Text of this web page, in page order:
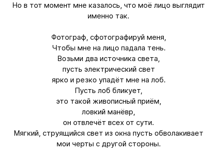
Но в тот момент мне казалось, что моё лицо выглядит
именно так.
Фотограф, сфотографируй меня,
Чтобы мне на лицо падала тень.
Возьми два источника света,
пусть электрический свет
ярко и резко упадёт мне на лоб.
Пусть лоб бликует,
это такой живописный приём,
ловкий манёвр,
он отвлечёт всех от сути.
Мягкий, струящийся свет из окна пусть обволакивает
мои черты с другой стороны.